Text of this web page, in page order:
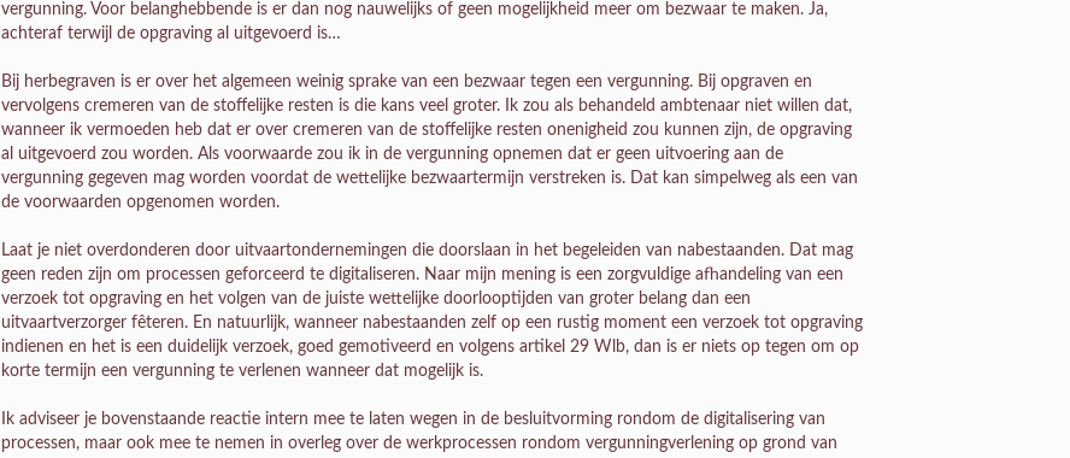
vergunning. Voor belanghebbende is er dan nog nauwelijks of geen mogelijkheid meer om bezwaar te maken. Ja,
achteraf terwijl de opgraving al uitgevoerd is…
Bij herbegraven is er over het algemeen weinig sprake van een bezwaar tegen een vergunning. Bij opgraven en
vervolgens cremeren van de stoffelijke resten is die kans veel groter. Ik zou als behandeld ambtenaar niet willen dat,
wanneer ik vermoeden heb dat er over cremeren van de stoffelijke resten onenigheid zou kunnen zijn, de opgraving
al uitgevoerd zou worden. Als voorwaarde zou ik in de vergunning opnemen dat er geen uitvoering aan de
vergunning gegeven mag worden voordat de wettelijke bezwaartermijn verstreken is. Dat kan simpelweg als een van
de voorwaarden opgenomen worden.
Laat je niet overdonderen door uitvaartondernemingen die doorslaan in het begeleiden van nabestaanden. Dat mag
geen reden zijn om processen geforceerd te digitaliseren. Naar mijn mening is een zorgvuldige afhandeling van een
verzoek tot opgraving en het volgen van de juiste wettelijke doorlooptijden van groter belang dan een
uitvaartverzorger fêteren. En natuurlijk, wanneer nabestaanden zelf op een rustig moment een verzoek tot opgraving
indienen en het is een duidelijk verzoek, goed gemotiveerd en volgens artikel 29 Wlb, dan is er niets op tegen om op
korte termijn een vergunning te verlenen wanneer dat mogelijk is.
Ik adviseer je bovenstaande reactie intern mee te laten wegen in de besluitvorming rondom de digitalisering van
processen, maar ook mee te nemen in overleg over de werkprocessen rondom vergunningverlening op grond van